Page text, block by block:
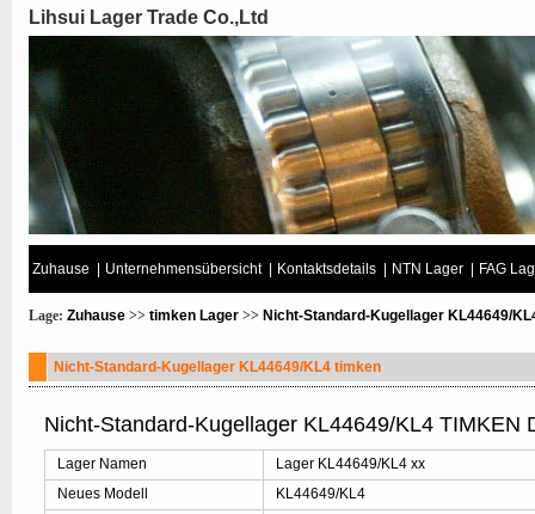
Lihsui Lager Trade Co.,Ltd
Zuhause Unternehmensübersicht Kontaktsdetails NTN Lager FAG
Lage: Zuhause >> timken Lager >> Nicht-Standard-Kugellager KL44649/
Nicht-Standard-Kugellager KL44649/KL4 timken
Nicht-Standard-Kugellager KL44649/KL4 TIMKEN
Lager Namen
Lager KL44649/KL4 xx
Neues Modell
KL44649/KL4